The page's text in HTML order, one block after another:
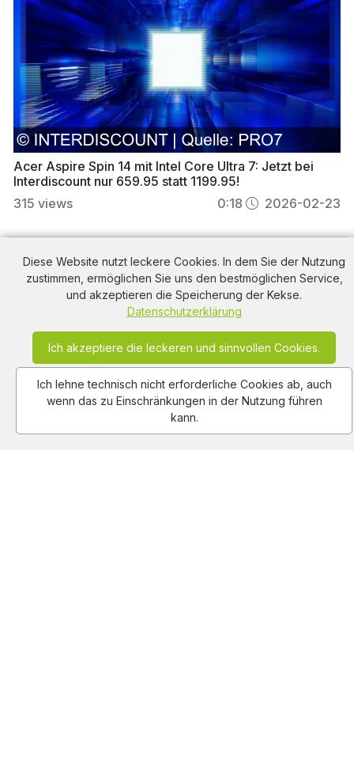
Diese Website nutzt leckere Cookies. In dem Sie der Nutzung
zustimmen, ermöglichen Sie uns den bestmöglichen Service,
und akzeptieren die Speicherung der Kekse.
Datenschutzerklärung
Ich akzeptiere die leckeren und sinnvollen Cookies.
Ich lehne technisch nicht erforderliche Cookies ab, auch
wenn das zu Einschränkungen in der Nutzung führen
kann.
Acer Aspire Spin 14 mit Intel Core Ultra 7: Jetzt bei
Interdiscount nur 659.95 statt 1199.95!
315 views 0:18 2026-02-23
Stefanie Heinzmann Werbungaus dem Jahr 2025
in der Schweiz, mit dem von uns gewählten Titel:
"Stefanie Heinzmann: Neues Album "Circles" jetzt
erhältlich – Tickets für Circles Tour 2026 sichern"
mit der Kurzbeschreibung: "Stefanie Heinzmann
präsentiert ihr neues Album "Circles" – jetzt
überall streamen oder kaufen! Sichere dir Tickets
für die große Circles Tour 2026 und erlebe sie live
in deiner Stadt!". Diese Werbung thematisiert oder
beinhaltet die Kategorie/nMusik Streaming,Ticket,